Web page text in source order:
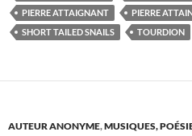
PIERRE ATTAIGNANT
PIERRE
SHORT TAILED SNAILS
TOURDION
AUTEUR ANONYME,MUSIQUES,